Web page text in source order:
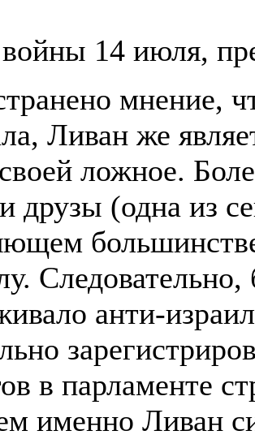
14 июля,
мнение,
Ливан же
ложное.
друзы (одна из
анти-
в парламенте
именно Ливан